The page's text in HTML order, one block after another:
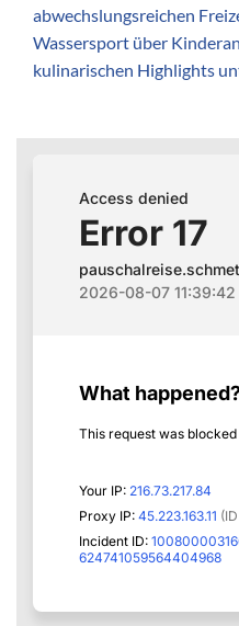
abwechslungsreichen
Wassersport über
kulinarischen Highlights